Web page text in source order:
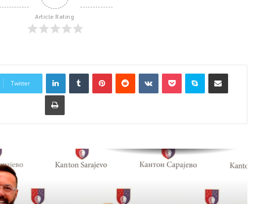
Article Rating
Twitter
Općina Centar: Potpisani ugovori za
socijalne zaštite